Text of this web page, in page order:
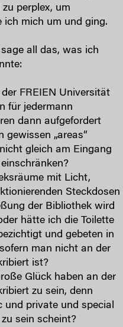
perplex, um
ich mich um und ging.
all das, was ich
FREIEN Universität
für jedermann
dann aufgefordert
„areas“
gleich am Eingang
mit Licht,
Steckdosen
der Bibliothek wird
hätte ich die Toilette
und gebeten in
man nicht an der
ist?
Glück haben an der
zu sein, denn
und private und special
sein scheint?